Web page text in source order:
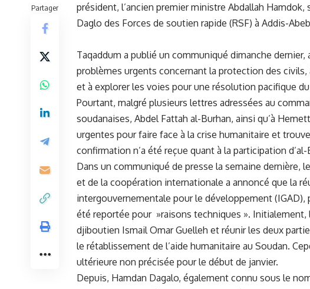
Partager
président, l’ancien premier ministre ‍Abdallah‍ Hamdok,​
Daglo des Forces de soutien rapide (RSF) à Addis-
Taqaddum a publié un communiqué ‍dimanche
problèmes urgents concernant la protection des ​civils,
et à explorer les voies pour une résolution pacifique
Pourtant, ‍malgré plusieurs lettres ⁤adressées⁢ au
soudanaises, Abdel Fattah al-Burhan, ainsi qu’à
urgentes pour faire ​face à la ⁣crise humanitaire et
confirmation n’a été ‌reçue quant à la participation
Dans un communiqué de presse la semaine dernière,
et de la coopération internationale a annoncé⁢ que la
intergouvernementale pour le​ développement
⁣été reportée pour ⁣ »raisons techniques ».
djiboutien Ismail Omar⁣ Guelleh et⁣ réunir les deux
le rétablissement de l’aide humanitaire⁣ au Soudan.
ultérieure non précisée pour le début de ⁢janvier.
Depuis, Hamdan‌ Dagalo, également connu sous le